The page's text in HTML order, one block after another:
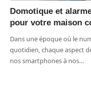
Domotique et
pour votre maison
Dans une époque où le
quotidien, chaque aspect
nos smartphones à nos…